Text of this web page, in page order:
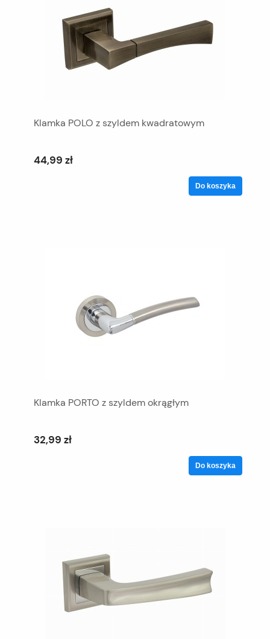
Klamka POLO z szyldem kwadratowym
44,99 zł
Do koszyka
Klamka PORTO z szyldem okrągłym
32,99 zł
Do koszyka